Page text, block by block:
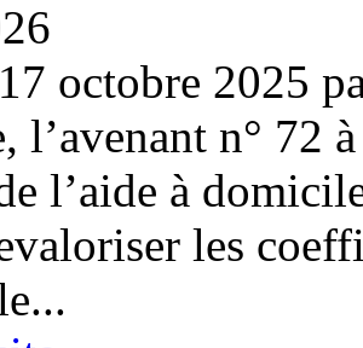
octobre 2025
l’avenant n° 72
l’aide à
les